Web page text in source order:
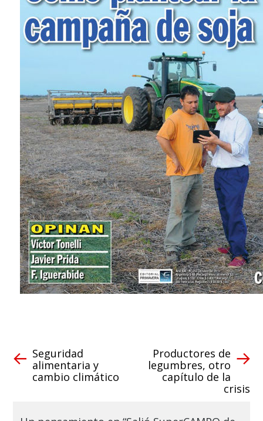
Seguridad
alimentaria y
cambio climático
Productores de
legumbres, otro
capítulo de la
crisis